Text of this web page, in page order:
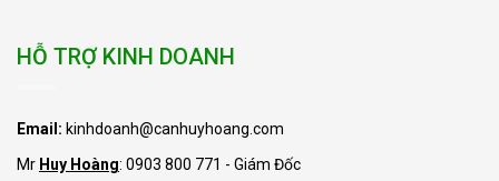
HỖ TRỢ KINH DOANH
Email: kinhdoanh@canhuyhoang.com
Mr Huy Hoàng: 0903 800 771 - Giám Đốc